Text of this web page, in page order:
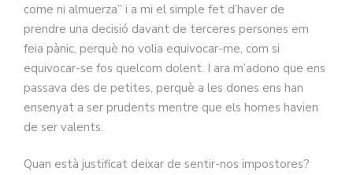
come ni almuerza” i a mi el simple fet d’haver de
prendre una decisió davant de terceres persones em
feia pànic, perquè no volia equivocar-me, com si
equivocar-se fos quelcom dolent. I ara m’adono que ens
passava des de petites, perquè a les dones ens han
ensenyat a ser prudents mentre que els homes havien
de ser valents.
Quan està justificat deixar de sentir-nos impostores?